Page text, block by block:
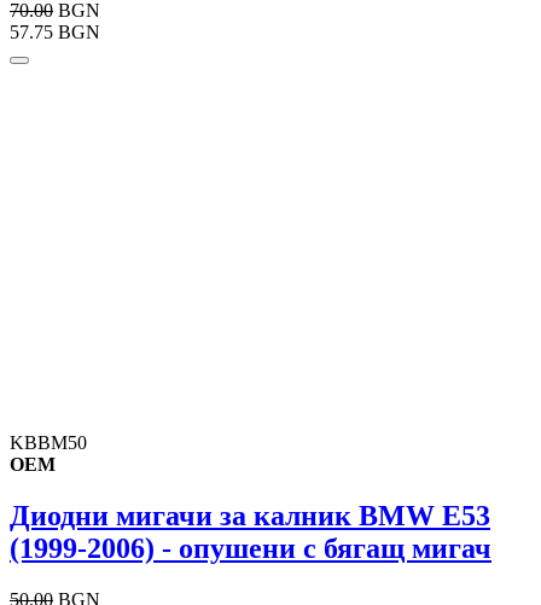
70.00 BGN
57.75 BGN
KBBM50
OEM
Диодни мигачи за калник BMW E53
(1999-2006) - опушени с бягащ мигач
50.00 BGN